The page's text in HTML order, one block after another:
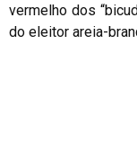
vermelho dos
do eleitor areia-